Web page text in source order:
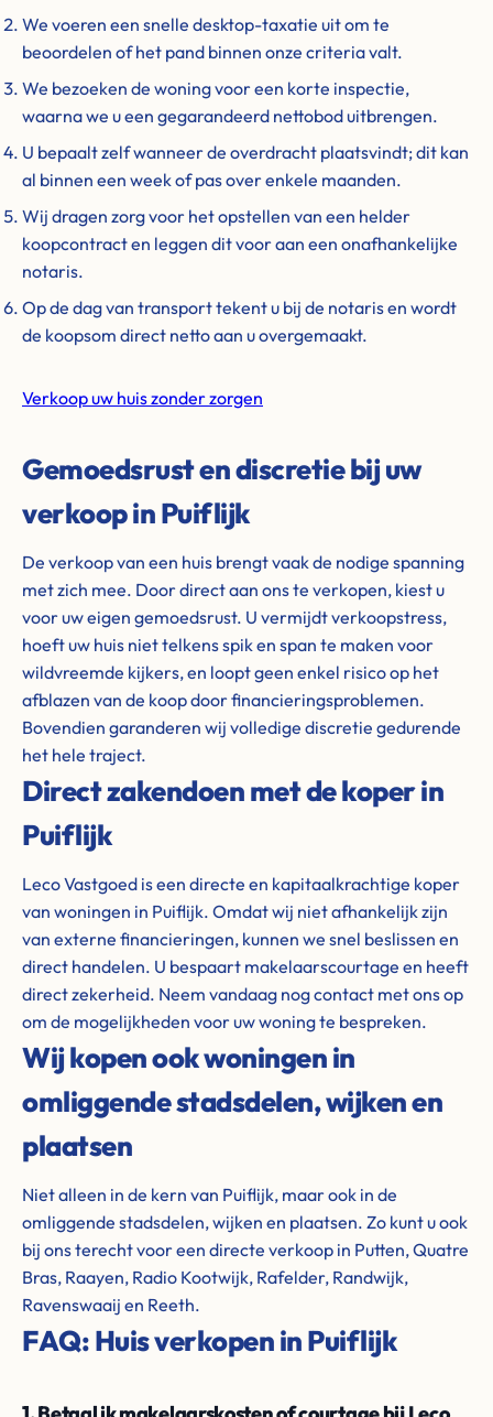
We voeren een snelle desktop-taxatie uit om te
beoordelen of het pand binnen onze criteria valt.
We bezoeken de woning voor een korte inspectie,
waarna we u een gegarandeerd nettobod uitbrengen.
U bepaalt zelf wanneer de overdracht plaatsvindt; dit kan
al binnen een week of pas over enkele maanden.
Wij dragen zorg voor het opstellen van een helder
koopcontract en leggen dit voor aan een onafhankelijke
notaris.
Op de dag van transport tekent u bij de notaris en wordt
de koopsom direct netto aan u overgemaakt.
Verkoop uw huis zonder zorgen
Gemoedsrust en discretie bij uw
verkoop in Puiflijk
De verkoop van een huis brengt vaak de nodige spanning
met zich mee. Door direct aan ons te verkopen, kiest u
voor uw eigen gemoedsrust. U vermijdt verkoopstress,
hoeft uw huis niet telkens spik en span te maken voor
wildvreemde kijkers, en loopt geen enkel risico op het
afblazen van de koop door financieringsproblemen.
Bovendien garanderen wij volledige discretie gedurende
het hele traject.
Direct zakendoen met de koper in
Puiflijk
Leco Vastgoed is een directe en kapitaalkrachtige koper
van woningen in Puiflijk. Omdat wij niet afhankelijk zijn
van externe financieringen, kunnen we snel beslissen en
direct handelen. U bespaart makelaarscourtage en heeft
direct zekerheid. Neem vandaag nog contact met ons op
om de mogelijkheden voor uw woning te bespreken.
Wij kopen ook woningen in
omliggende stadsdelen, wijken en
plaatsen
Niet alleen in de kern van Puiflijk, maar ook in de
omliggende stadsdelen, wijken en plaatsen. Zo kunt u ook
bij ons terecht voor een directe verkoop in Putten, Quatre
Bras, Raayen, Radio Kootwijk, Rafelder, Randwijk,
Ravenswaaij en Reeth.
FAQ: Huis verkopen in Puiflijk